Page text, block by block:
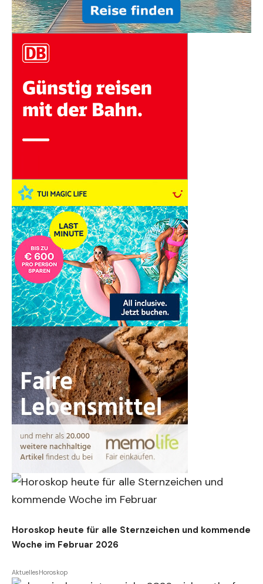
Horoskop heute für alle Sternzeichen und kommende
Woche im Februar 2026
AktuellesHoroskop